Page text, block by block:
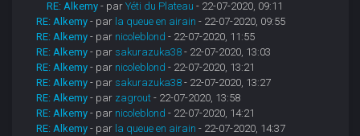
RE: Alkemy - parYéti du Plateau - 22-07-2020, 09:11
RE: Alkemy - par la queue en airain - 22-07-2020, 09:55
RE: Alkemy - par nicoleblond - 22-07-2020, 11:55
RE: Alkemy - par sakurazuka38 - 22-07-2020, 13:03
RE: Alkemy - par nicoleblond - 22-07-2020, 13:21
RE: Alkemy - par sakurazuka38 - 22-07-2020, 13:27
RE: Alkemy - par zagrout - 22-07-2020, 13:58
RE: Alkemy - par nicoleblond - 22-07-2020, 14:21
RE: Alkemy - par la queue en airain - 22-07-2020, 14:37